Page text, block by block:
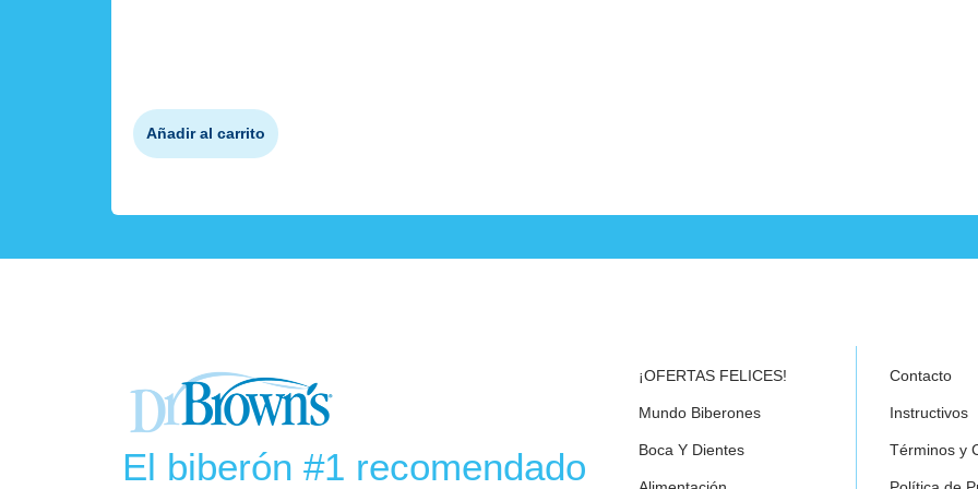
Añadir al carrito
El biberón #1 recomendado
¡OFERTAS FELICES!
Mundo Biberones
Boca Y Dientes
Contacto
Instructivos
Términos y